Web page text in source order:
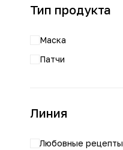
Тип продукта
Маска
Патчи
Линия
Любовные рецепты